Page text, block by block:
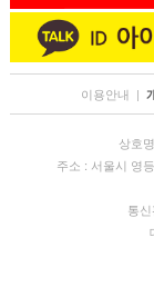
이용안내 |
상호
주소 : 서울시 영
통